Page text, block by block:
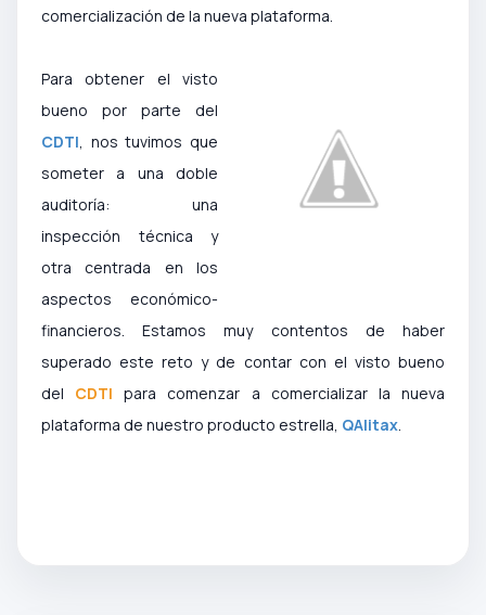
comercialización de la nueva plataforma.
Para obtener el visto
bueno por parte del
CDTI, nos tuvimos que
someter a una doble
auditoría: una
inspección técnica y
otra centrada en los
aspectos económico-
financieros. Estamos muy contentos de haber
superado este reto y de contar con el visto bueno
del CDTI para comenzar a comercializar la nueva
plataforma de nuestro producto estrella, QAlitax.